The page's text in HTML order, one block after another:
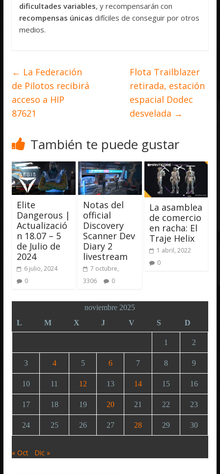
dificultades variables, y recompensarán con
recompensas únicas difíciles de conseguir por otros
medios.
← La Federación
de Pilotos recibirá
acceso a HIP
87621
Flota Trailblazer
retirada, estación
espacial Dodec
desvelada →
También te puede gustar
Elite
Dangerous |
Actualizació
n 18.07 – 5
de Julio de
2024
6 julio, 2024
0
Notas del
official
Discovery
Scanner Dev
Diary 2
livestream
7 octubre,
3306
0
La asamblea
de comercio
en racha: El
Traje Helix
1 abril, 2022
0
noviembre 2025
L
M X J V S D
1 2
3 4 5 6 7 8 9
10 11 12 13 14 15 16
17 18 19 20 21 22 23
24 25 26 27 28 29 30
« Oct Dic »